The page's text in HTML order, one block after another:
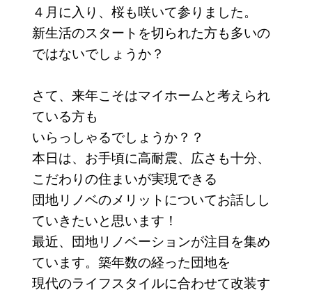
４月に入り、桜も咲いて参りました。
新生活のスタートを切られた方も多いの
ではないでしょうか？
さて、来年こそはマイホームと考えられ
ている方も
いらっしゃるでしょうか？？
本日は、お手頃に高耐震、広さも十分、
こだわりの住まいが実現できる
団地リノベのメリットについてお話しし
ていきたいと思います！
最近、団地リノベーションが注目を集め
ています。築年数の経った団地を
現代のライフスタイルに合わせて改装す